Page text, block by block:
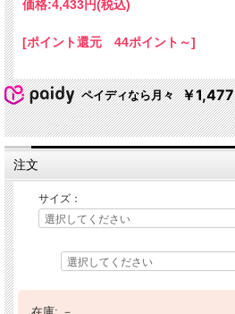
価格:4,433円(税込)
[ポイント還元 44ポイント～]
ペイディなら月々 ￥1,477
注文
サイズ：